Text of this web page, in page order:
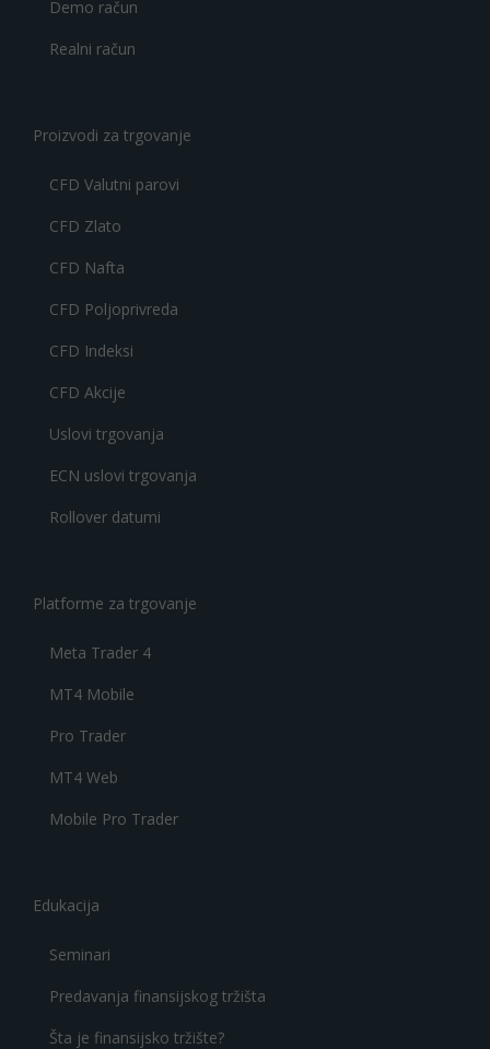
Demo račun
Realni račun
Proizvodi za trgovanje
CFD Valutni parovi
CFD Zlato
CFD Nafta
CFD Poljoprivreda
CFD Indeksi
CFD Akcije
Uslovi trgovanja
ECN uslovi trgovanja
Rollover datumi
Platforme za trgovanje
Meta Trader 4
MT4 Mobile
Pro Trader
MT4 Web
Mobile Pro Trader
Edukacija
Seminari
Predavanja finansijskog tržišta
Šta je finansijsko tržište?